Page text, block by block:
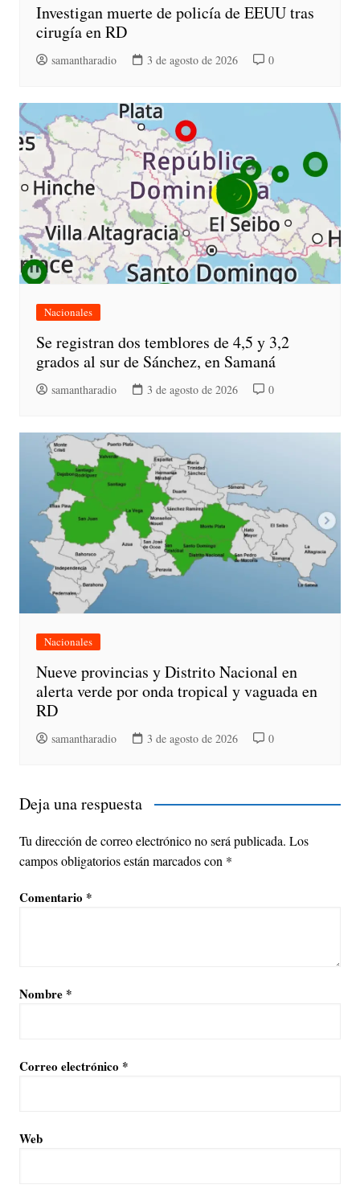
Investigan muerte de policía de EEUU tras
cirugía en RD
samantharadio 3 de agosto de 2026 0
Nacionales
Se registran dos temblores de 4,5 y 3,2
grados al sur de Sánchez, en Samaná
samantharadio 3 de agosto de 2026 0
Nacionales
Nueve provincias y Distrito Nacional en
alerta verde por onda tropical y vaguada en
RD
samantharadio 3 de agosto de 2026 0
Deja una respuesta
Tu dirección de correo electrónico no será publicada. Los
campos obligatorios están marcados con *
Comentario *
Nombre *
Correo electrónico *
Web